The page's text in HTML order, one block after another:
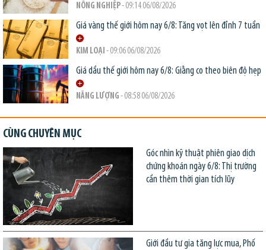
NÔNG NGHIỆP- 09:14 06/08/2026
Giá vàng thế giới hôm nay 6/8: Tăng vọt lên đỉnh 7 tuần
KIM LOẠI - 09:06 06/08/2026
Giá dầu thế giới hôm nay 6/8: Giằng co theo biên độ hẹp
NĂNG LƯỢNG - 08:58 06/08/2026
CÙNG CHUYÊN MỤC
Góc nhìn kỹ thuật phiên giao dịch
chứng khoán ngày 6/8: Thị trường
cần thêm thời gian tích lũy
Giới đầu tư gia tăng lực mua, Phố